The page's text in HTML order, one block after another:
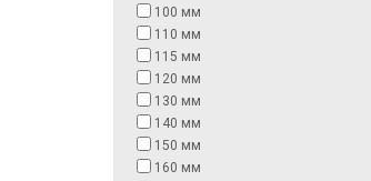
100 мм
110 мм
115 мм
120 мм
130 мм
140 мм
150 мм
160 мм